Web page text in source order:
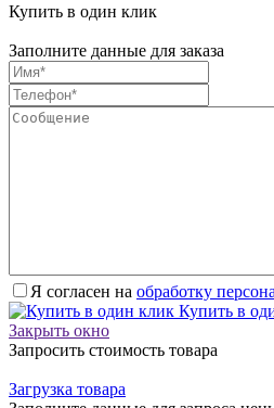
Купить в один клик
Заполните данные для заказа
Я согласен на обработку
Купить в
Закрыть окно
Запросить стоимость товара
Загрузка товара